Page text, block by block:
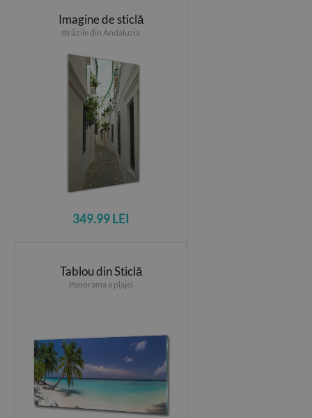
Imagine de sticlă
străzile din Andaluzia
349.99 LEI
Tablou din Sticlă
Panorama a plajei